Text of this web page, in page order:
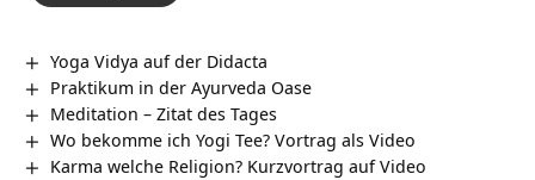
Yoga Vidya auf der Didacta
Praktikum in der Ayurveda Oase
Meditation – Zitat des Tages
Wo bekomme ich Yogi Tee? Vortrag als Video
Karma welche Religion? Kurzvortrag auf Video